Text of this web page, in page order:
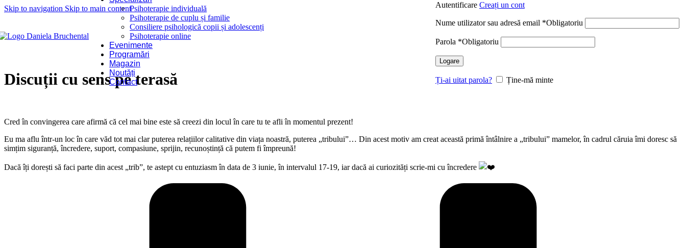
Skip to navigation Skip to main contentPsihoterapie individuală
Psihoterapie de cuplu și familie
Consiliere psihologică copii și adolescenți
Psihoterapie online
Evenimente
Programări
Magazin
Noutăți
Contact
Autentificare Creați un cont
Nume utilizator sau adresă email *Obligatoriu
Parola *Obligatoriu
Logare
Ți-ai uitat parola? Ține-mă minte
Discuții cu sens pe terasă
Cred în convingerea care afirmă că cel mai bine este să creezi din locul în care tu te afli în momentul prezent!
Eu ma aflu într-un loc în care văd tot mai clar puterea relațiilor calitative din viața noastră, puterea „tribului”… Din acest motiv am creat această primă întâlnire a „tribului” mamelor, în cadrul căruia îmi doresc să
simțim siguranță, încredere, suport, compasiune, sprijin, recunoștință că putem fi împreună!
Dacă îți dorești să faci parte din acest „trib”, te astept cu entuziasm în data de 3 iunie, în intervalul 17-19, iar dacă ai curiozități scrie-mi cu încredere